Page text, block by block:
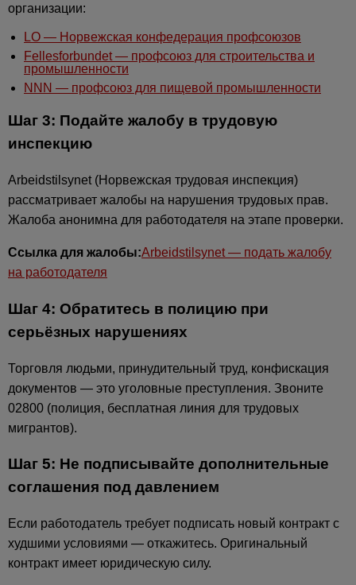
организации:
LO — Норвежская конфедерация профсоюзов
Fellesforbundet — профсоюз для строительства и
промышленности
NNN — профсоюз для пищевой промышленности
Шаг 3: Подайте жалобу в трудовую
инспекцию
Arbeidstilsynet (Норвежская трудовая инспекция)
рассматривает жалобы на нарушения трудовых прав.
Жалоба анонимна для работодателя на этапе проверки.
Ссылка для жалобы:Arbeidstilsynet — подать жалобу
на работодателя
Шаг 4: Обратитесь в полицию при
серьёзных нарушениях
Торговля людьми, принудительный труд, конфискация
документов — это уголовные преступления. Звоните
02800 (полиция, бесплатная линия для трудовых
мигрантов).
Шаг 5: Не подписывайте дополнительные
соглашения под давлением
Если работодатель требует подписать новый контракт с
худшими условиями — откажитесь. Оригинальный
контракт имеет юридическую силу.